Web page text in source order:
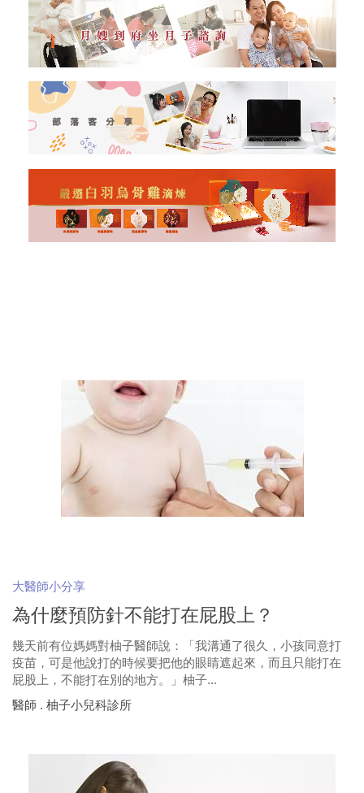
大醫師小分享
為什麼預防針不能打在屁股上？
幾天前有位媽媽對柚子醫師說：「我溝通了很久，小孩同意打
疫苗，可是他說打的時候要把他的眼睛遮起來，而且只能打在
屁股上，不能打在別的地方。」柚子...
醫師 . 柚子小兒科診所